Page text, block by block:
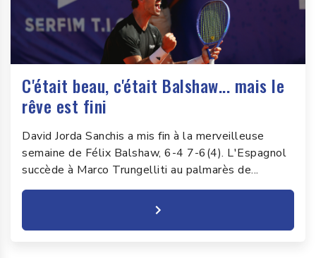
C'était beau, c'était Balshaw... mais le
rêve est fini
David Jorda Sanchis a mis fin à la merveilleuse
semaine de Félix Balshaw, 6-4 7-6(4). L'Espagnol
succède à Marco Trungelliti au palmarès de...